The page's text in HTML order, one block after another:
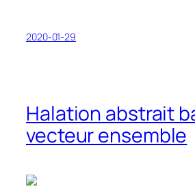
2020-01-29
Halation abstrait
vecteur ensemble